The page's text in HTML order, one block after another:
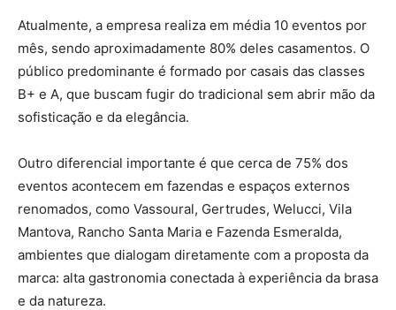
Atualmente, a empresa realiza em média 10 eventos por
mês, sendo aproximadamente 80% deles casamentos. O
público predominante é formado por casais das classes
B+ e A, que buscam fugir do tradicional sem abrir mão da
sofisticação e da elegância.
Outro diferencial importante é que cerca de 75% dos
eventos acontecem em fazendas e espaços externos
renomados, como Vassoural, Gertrudes, Welucci, Vila
Mantova, Rancho Santa Maria e Fazenda Esmeralda,
ambientes que dialogam diretamente com a proposta da
marca: alta gastronomia conectada à experiência da brasa
e da natureza.